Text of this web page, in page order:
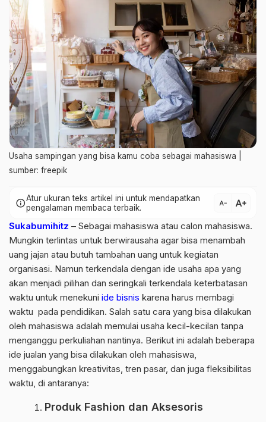
Usaha sampingan yang bisa kamu coba sebagai mahasiswa |
sumber: freepik
infoAtur ukuran teks artikel ini untuk mendapatkan
pengalaman membaca terbaik.
text_decrease text_increase
Sukabumihitz – Sebagai mahasiswa atau calon mahasiswa.
Mungkin terlintas untuk berwirausaha agar bisa menambah
uang jajan atau butuh tambahan uang untuk kegiatan
organisasi. Namun terkendala dengan ide usaha apa yang
akan menjadi pilihan dan seringkali terkendala keterbatasan
waktu untuk menekuni ide bisnis karena harus membagi
waktu pada pendidikan. Salah satu cara yang bisa dilakukan
oleh mahasiswa adalah memulai usaha kecil-kecilan tanpa
menganggu perkuliahan nantinya. Berikut ini adalah beberapa
ide jualan yang bisa dilakukan oleh mahasiswa,
menggabungkan kreativitas, tren pasar, dan juga fleksibilitas
waktu, di antaranya:
Produk Fashion dan Aksesoris